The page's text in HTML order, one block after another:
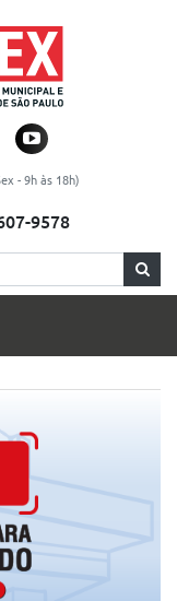
- 9h às 18h)
9578